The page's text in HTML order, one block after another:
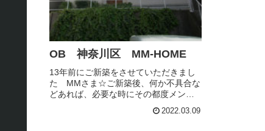
OB 神奈川区 MM-HOME
13年前にご新築をさせていただきまし
た MMさま☆ご新築後、何か不具合な
どあれば、必要な時にその都度メンテ
ナンスのご相談をしてくださるMMさま
いつもご連絡をいただきありがとうご
2022.03.09